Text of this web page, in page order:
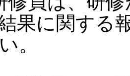
果に関する
。